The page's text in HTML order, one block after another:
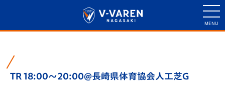
TR 18:00～20:00@長崎県体育協会人工芝G